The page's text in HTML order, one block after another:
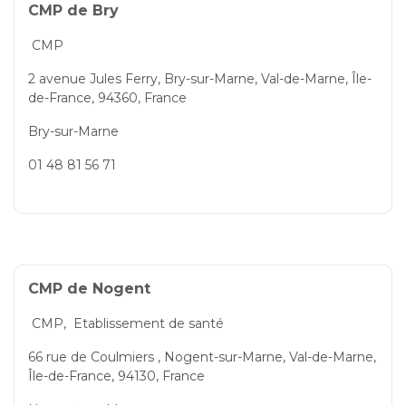
CMP de Bry
CMP
2 avenue Jules Ferry, Bry-sur-Marne, Val-de-Marne, Île-
de-France, 94360, France
Bry-sur-Marne
01 48 81 56 71
CMP de Nogent
CMP, Etablissement de santé
66 rue de Coulmiers , Nogent-sur-Marne, Val-de-Marne,
Île-de-France, 94130, France